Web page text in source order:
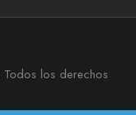
Todos los derechos